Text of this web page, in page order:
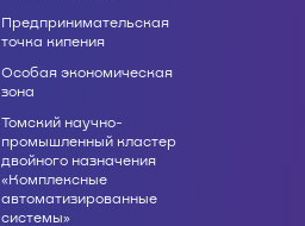
Предпринимательская
точка кипения
Особая экономическая
зона
Томский научно-
промышленный кластер
двойного назначения
«Комплексные
автоматизированные
системы»